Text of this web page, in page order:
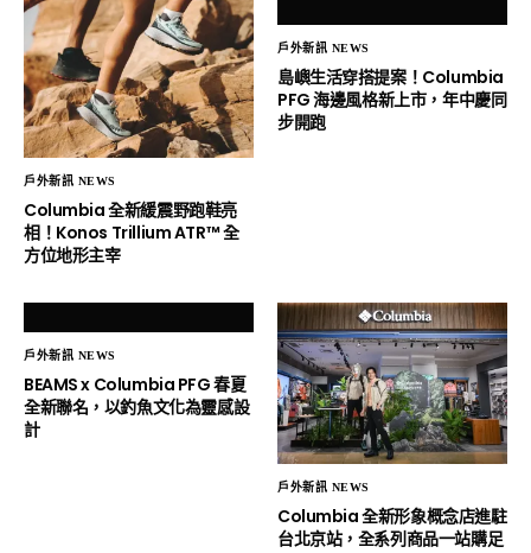
戶外新訊 NEWS
Columbia 全新緩震野跑鞋亮
相！Konos Trillium ATR™ 全
方位地形主宰
戶外新訊 NEWS
島嶼生活穿搭提案！Columbia
PFG 海邊風格新上市，年中慶同
步開跑
戶外新訊 NEWS
BEAMS x Columbia PFG 春夏
全新聯名，以釣魚文化為靈感設
計
戶外新訊 NEWS
Columbia 全新形象概念店進駐
台北京站，全系列商品一站購足